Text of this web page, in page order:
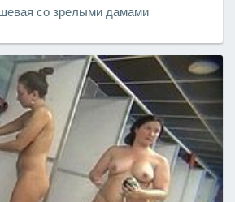
со зрелыми дамами